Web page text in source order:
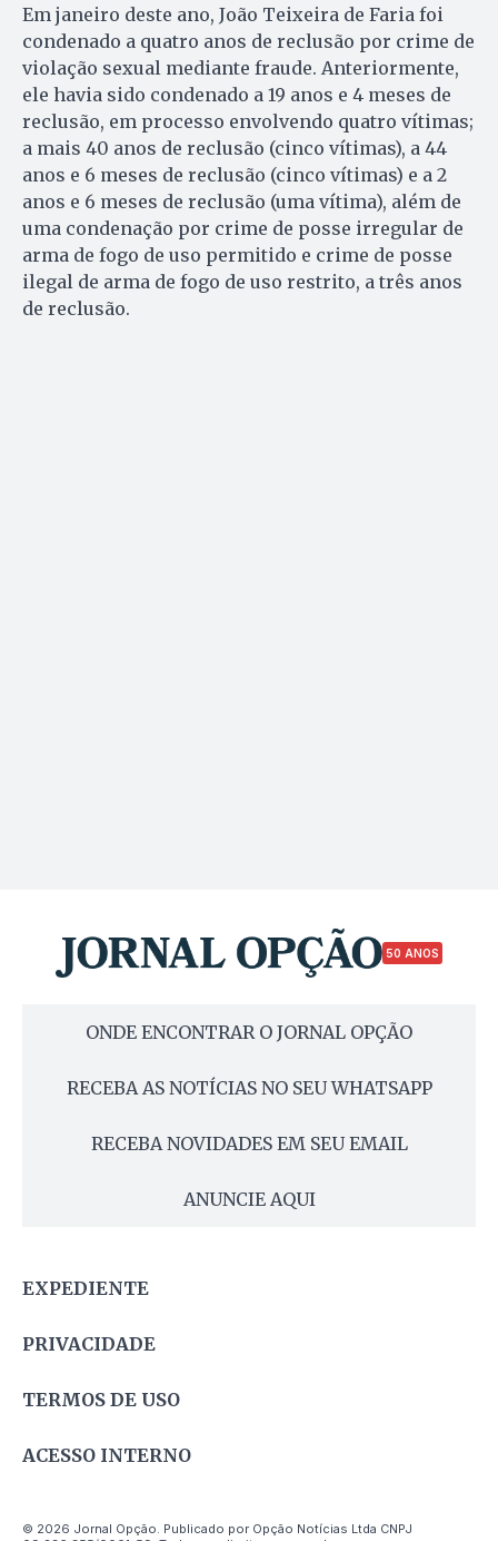
Em janeiro deste ano, João Teixeira de Faria foi
condenado a quatro anos de reclusão por crime de
violação sexual mediante fraude. Anteriormente,
ele havia sido condenado a 19 anos e 4 meses de
reclusão, em processo envolvendo quatro vítimas;
a mais 40 anos de reclusão (cinco vítimas), a 44
anos e 6 meses de reclusão (cinco vítimas) e a 2
anos e 6 meses de reclusão (uma vítima), além de
uma condenação por crime de posse irregular de
arma de fogo de uso permitido e crime de posse
ilegal de arma de fogo de uso restrito, a três anos
de reclusão.
50 ANOS
ONDE ENCONTRAR O JORNAL OPÇÃO
RECEBA AS NOTÍCIAS NO SEU WHATSAPP
RECEBA NOVIDADES EM SEU EMAIL
ANUNCIE AQUI
EXPEDIENTE
PRIVACIDADE
TERMOS DE USO
ACESSO INTERNO
© 2026 Jornal Opção. Publicado por Opção Notícias Ltda CNPJ